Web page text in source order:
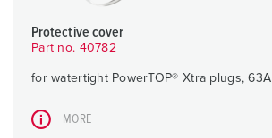
Protective cover
Part no. 40782
for watertight PowerTOP® Xtra plugs, 63A
MORE